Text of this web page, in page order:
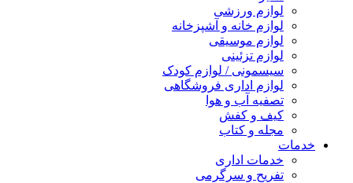
لوازم ورزشی
لوازم خانه و آشپزخانه
لوازم موسیقی
لوازم تزئینی
سیسمونی / لوازم کودک
لوازم اداری فروشگاهی
تصفیه آب و هوا
کیف و کفش
مجله و کتاب
خدمات
خدمات اداری
تفریح و سرگرمی